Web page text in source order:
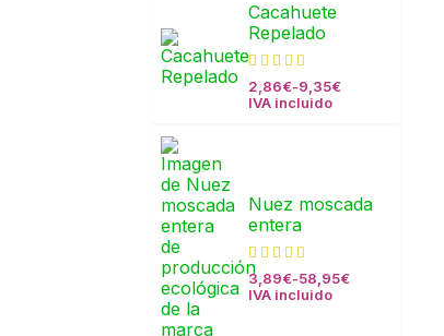
Cacahuete
Repelado
2,86€-9,35€
IVA incluido
Nuez moscada
entera
3,89€-58,95€
IVA incluido